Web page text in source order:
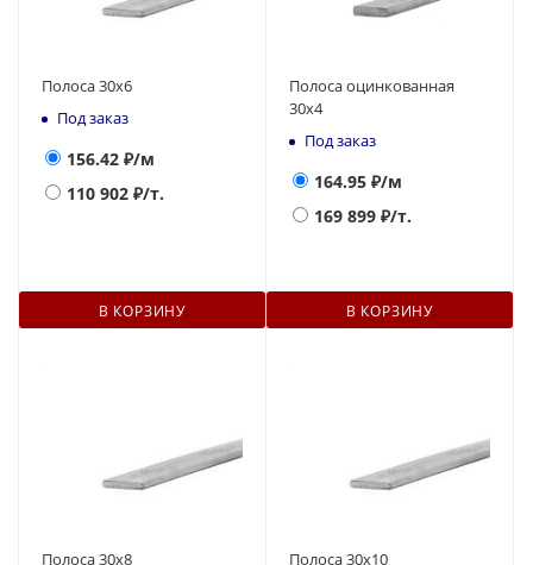
Полоса 30х6
Под заказ
156.42 ₽/м
110 902 ₽/т.
В КОРЗИНУ
Полоса оцинкованная
30х4
Под заказ
164.95 ₽/м
169 899 ₽/т.
В КОРЗИНУ
Полоса 30х8
Полоса 30х10